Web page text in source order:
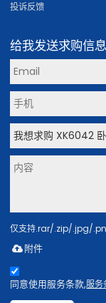
投诉反馈
给我发送求购信息
仅支持.rar/.zip/.jpg/
附件
同意使用服务条款,服务